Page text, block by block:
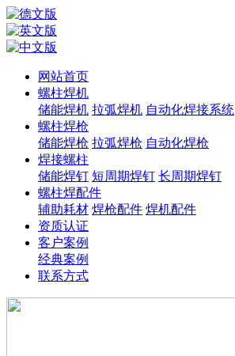
网站首页
螺柱焊机
储能焊机 拉弧焊机 自动化焊接系统
螺柱焊枪
储能焊枪 拉弧焊枪 自动化焊枪
焊接螺柱
储能焊钉 短周期焊钉 长周期焊钉
螺柱焊配件
辅助耗材 焊枪配件 焊机配件
资质认证
客户案例
经典案例
联系方式